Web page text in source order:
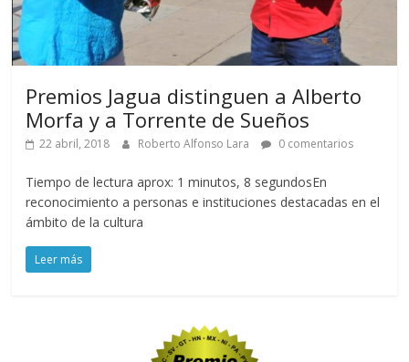
Premios Jagua distinguen a Alberto
Morfa y a Torrente de Sueños
22 abril, 2018 Roberto Alfonso Lara 0 comentarios
Tiempo de lectura aprox: 1 minutos, 8 segundosEn
reconocimiento a personas e instituciones destacadas en el
ámbito de la cultura
Leer más